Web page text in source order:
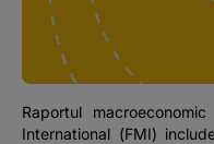
The MacRO Zone
Pentru antreprenori
Raportul
International (FMI)